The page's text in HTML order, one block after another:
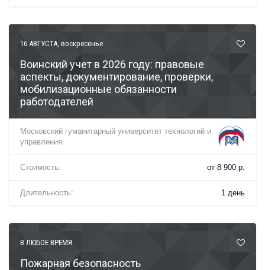
16 АВГУСТА, воскресенье
Воинский учет в 2026 году: правовые
аспекты, документирование, проверки,
мобилизационные обязанности
работодателей
Московский гуманитарный университет технологий и
управления
Стоимость: от 8 900 р.
Длительность: 1 день
В ЛЮБОЕ ВРЕМЯ
Пожарная безопасность